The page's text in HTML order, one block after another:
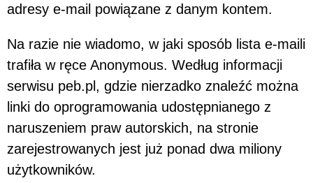
adresy e-mail powiązane z danym kontem.
Na razie nie wiadomo, w jaki sposób lista e-maili
trafiła w ręce Anonymous. Według informacji
serwisu peb.pl, gdzie nierzadko znaleźć można
linki do oprogramowania udostępnianego z
naruszeniem praw autorskich, na stronie
zarejestrowanych jest już ponad dwa miliony
użytkowników.